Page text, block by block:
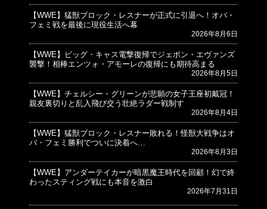
【WWE】猛獣ブロック・レスナーが正式に引退へ！オバ・
フェミ戦を最後に現役生活へ幕
2026年8月6日
【WWE】ビッグ・キャス電撃復帰でジェボン・エヴァンズ
襲撃！相棒エンツォ・アモーレの復帰にも期待高まる
2026年8月5日
【WWE】チェルシー・グリーンが悲願の女子王座初戴冠！
親友裏切りと乱入飛び交う壮絶ラダー戦制す
2026年8月4日
【WWE】猛獣ブロック・レスナー敗れる！怪獣大戦争はオ
バ・フェミ勝利でついに決着へ…
2026年8月3日
【WWE】アンダーテイカーが暗黒魔王時代を回顧！幻で終
わったスティング戦にも本音を激白
2026年7月31日